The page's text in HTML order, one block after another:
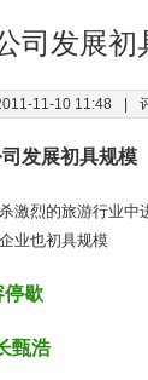
招标说明
金助力旅游同业
司发展初
11-10 11:48
发展初具规模
激烈的旅游行业
业也初具规模
停歇
甄浩